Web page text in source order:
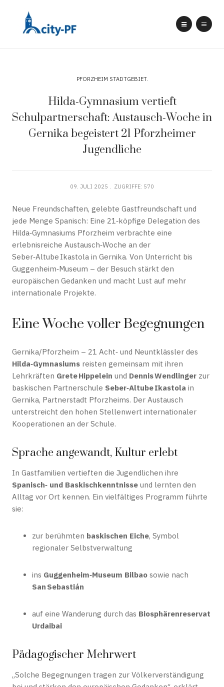
PFORZHEIM STADTGEBIET
Hilda‑Gymnasium vertieft
Schulpartnerschaft: Austausch‑Woche in
Gernika begeistert 21 Pforzheimer
Jugendliche
09. JULI 2025 ZUGRIFFE: 570
Neue Freundschaften, gelebte Gastfreundschaft und
jede Menge Spanisch: Eine 21‑köpfige Delegation des
Hilda‑Gymnasiums Pforzheim verbrachte eine
erlebnisreiche Austausch‑Woche an der
Seber‑Altube Ikastola in Gernika. Von Unterricht bis
Guggenheim‑Museum – der Besuch stärkt den
europäischen Gedanken und macht Lust auf mehr
internationale Projekte.
Eine Woche voller Begegnungen
Gernika/Pforzheim – 21 Acht‑ und Neuntklässler des
Hilda‑Gymnasiums reisten gemeinsam mit ihren
Lehrkräften Grete Hippelein und Dennis Wendlinger zur
baskischen Partnerschule Seber‑Altube Ikastola in
Gernika, Partnerstadt Pforzheims. Der Austausch
unterstreicht den hohen Stellenwert internationaler
Kooperationen an der Schule.
Sprache angewandt, Kultur erlebt
In Gastfamilien vertieften die Jugendlichen ihre
Spanisch‑ und Baskischkenntnisse und lernten den
Alltag vor Ort kennen. Ein vielfältiges Programm führte
sie:
zur berühmten baskischen Eiche, Symbol
regionaler Selbstverwaltung
ins Guggenheim‑Museum Bilbao sowie nach
San Sebastián
auf eine Wanderung durch das Biosphärenreservat
Urdaibai
Pädagogischer Mehrwert
„Solche Begegnungen tragen zur Völkerverständigung